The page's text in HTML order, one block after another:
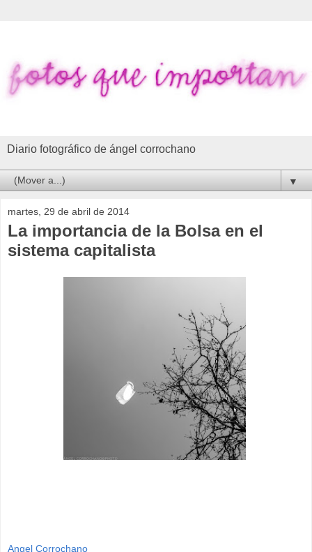
Diario fotográfico de ángel corrochano
▼
martes, 29 de abril de 2014
La importancia de la Bolsa en el
sistema capitalista
Angel Corrochano